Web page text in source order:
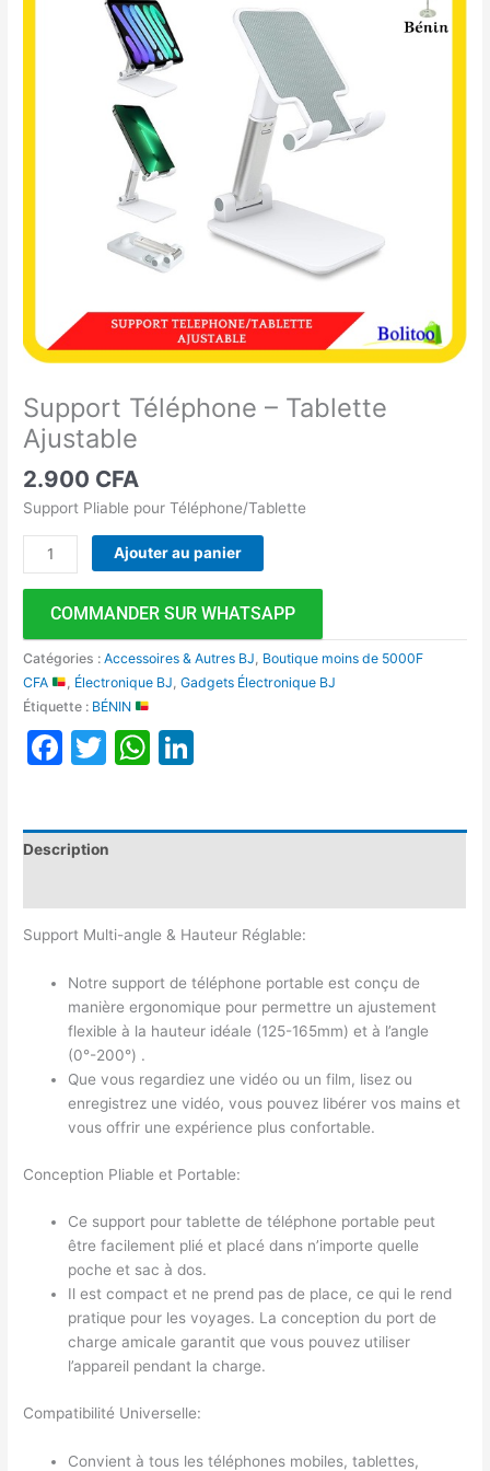
Support Téléphone – Tablette
Ajustable
2.900 CFA
Support Pliable pour Téléphone/Tablette
Ajouter au panier
COMMANDER SUR WHATSAPP
Catégories :Accessoires & Autres BJ Boutique moins de 5000F
CFA
Électronique BJ ,Gadgets Électronique BJ
Étiquette : BÉNIN
Facebook
TwitterWhatsApp
Description
Support Multi-angle & Hauteur Réglable:
Notre support de téléphone portable est conçu de
manière ergonomique pour permettre un ajustement
flexible à la hauteur idéale (125-165mm) et à l’angle
(0°-200°) .
Que vous regardiez une vidéo ou un film, lisez ou
enregistrez une vidéo, vous pouvez libérer vos mains et
vous offrir une expérience plus confortable.
Conception Pliable et Portable:
Ce support pour tablette de téléphone portable peut
être facilement plié et placé dans n’importe quelle
poche et sac à dos.
Il est compact et ne prend pas de place, ce qui le rend
pratique pour les voyages. La conception du port de
charge amicale garantit que vous pouvez utiliser
l’appareil pendant la charge.
Compatibilité Universelle:
Convient à tous les téléphones mobiles, tablettes,